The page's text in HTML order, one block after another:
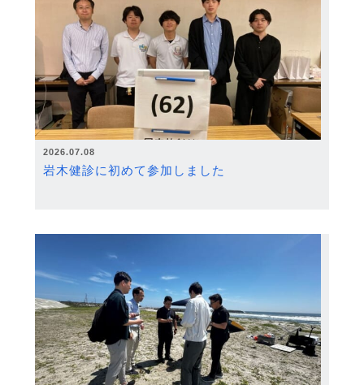
2026.07.08
岩木健診に初めて参加しました